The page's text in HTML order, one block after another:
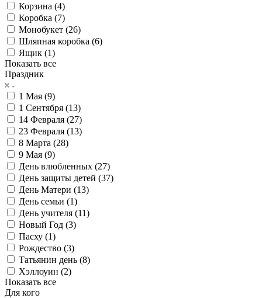
Корзина (4)
Коробка (7)
Монобукет (26)
Шляпная коробка (6)
Ящик (1)
Показать все
Праздник
1 Мая (9)
1 Сентября (13)
14 Февраля (27)
23 Февраля (13)
8 Марта (28)
9 Мая (9)
День влюбленных (27)
День защиты детей (37)
День Матери (13)
День семьи (1)
День учителя (11)
Новый Год (3)
Пасху (1)
Рождество (3)
Татьянин день (8)
Хэллоуин (2)
Показать все
Для кого